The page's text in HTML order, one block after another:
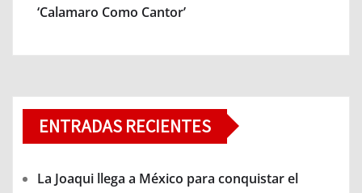
‘Calamaro Como Cantor’
ENTRADAS RECIENTES
La Joaqui llega a México para conquistar el